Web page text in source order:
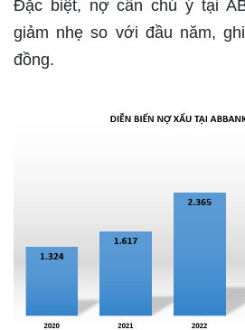
Đặc biệt, nợ cần chú ý tại
giảm nhẹ so với đầu năm,
đồng.